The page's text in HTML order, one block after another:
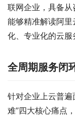
联网企业，具备从
能够精准解读阿
化、专业化的云服
全周期服务闭
针对企业上云普
难”四大核心痛点